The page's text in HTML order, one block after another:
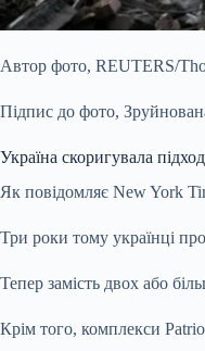
Автор фото, REUTERS/
Підпис до фото,
Україна скоригувала
Як повідомляє New York
Три роки тому українці
Тепер замість двох або
Крім того, комплекси